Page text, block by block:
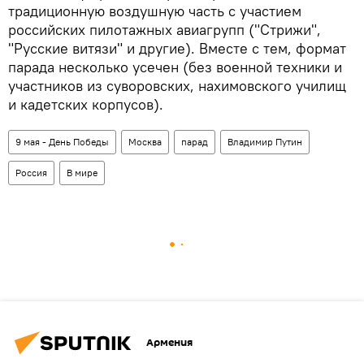
традиционную воздушную часть с участием
российских пилотажных авиагрупп ("Стрижи",
"Русские витязи" и другие). Вместе с тем, формат
парада несколько усечен (без военной техники и
участников из суворовских, нахимовского училищ
и кадетских корпусов).
9 мая - День Победы Москва парад Владимир Путин
Россия В мире
Армения